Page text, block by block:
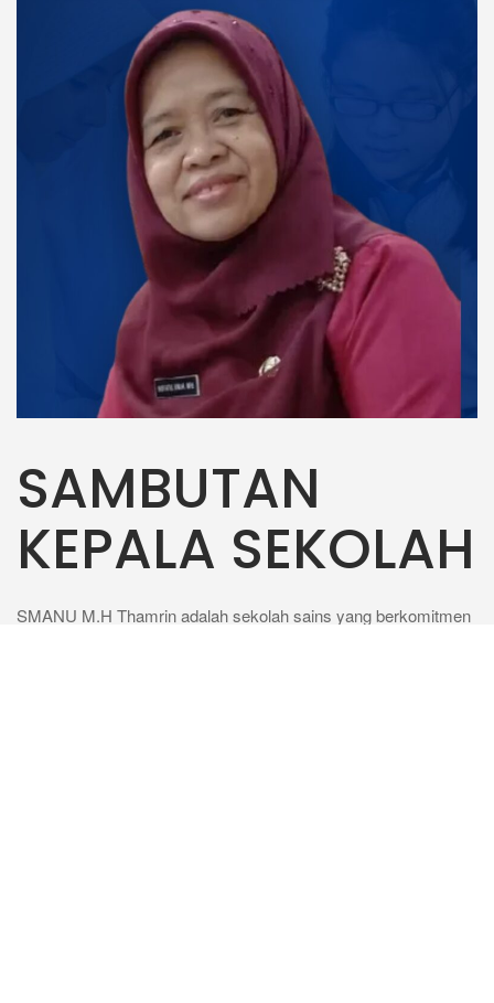
SAMBUTAN
KEPALA SEKOLAH
SMANU M.H Thamrin adalah sekolah sains yang berkomitmen